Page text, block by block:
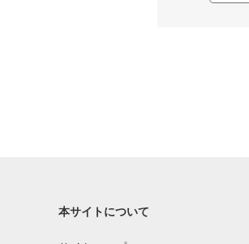
本サイトについて